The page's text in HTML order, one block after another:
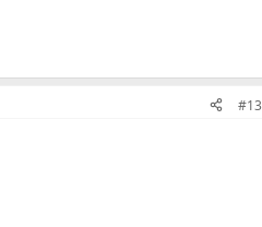
#13